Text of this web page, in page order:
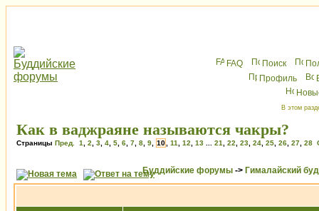
FAQ Поиск
Профиль
В этом
Как в ваджраяне называются чакры?
Страницы Пред. 1 2 3 4 5 6 7 8 9 10 11 12 13 21 22 23 24 25 26 27 28
Буддийские форумы -> Гималайский